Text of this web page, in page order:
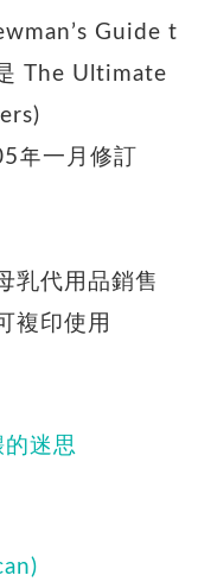
Guide t
The Ultimate
一月修訂
乳代用品銷售
複印使用
迷思